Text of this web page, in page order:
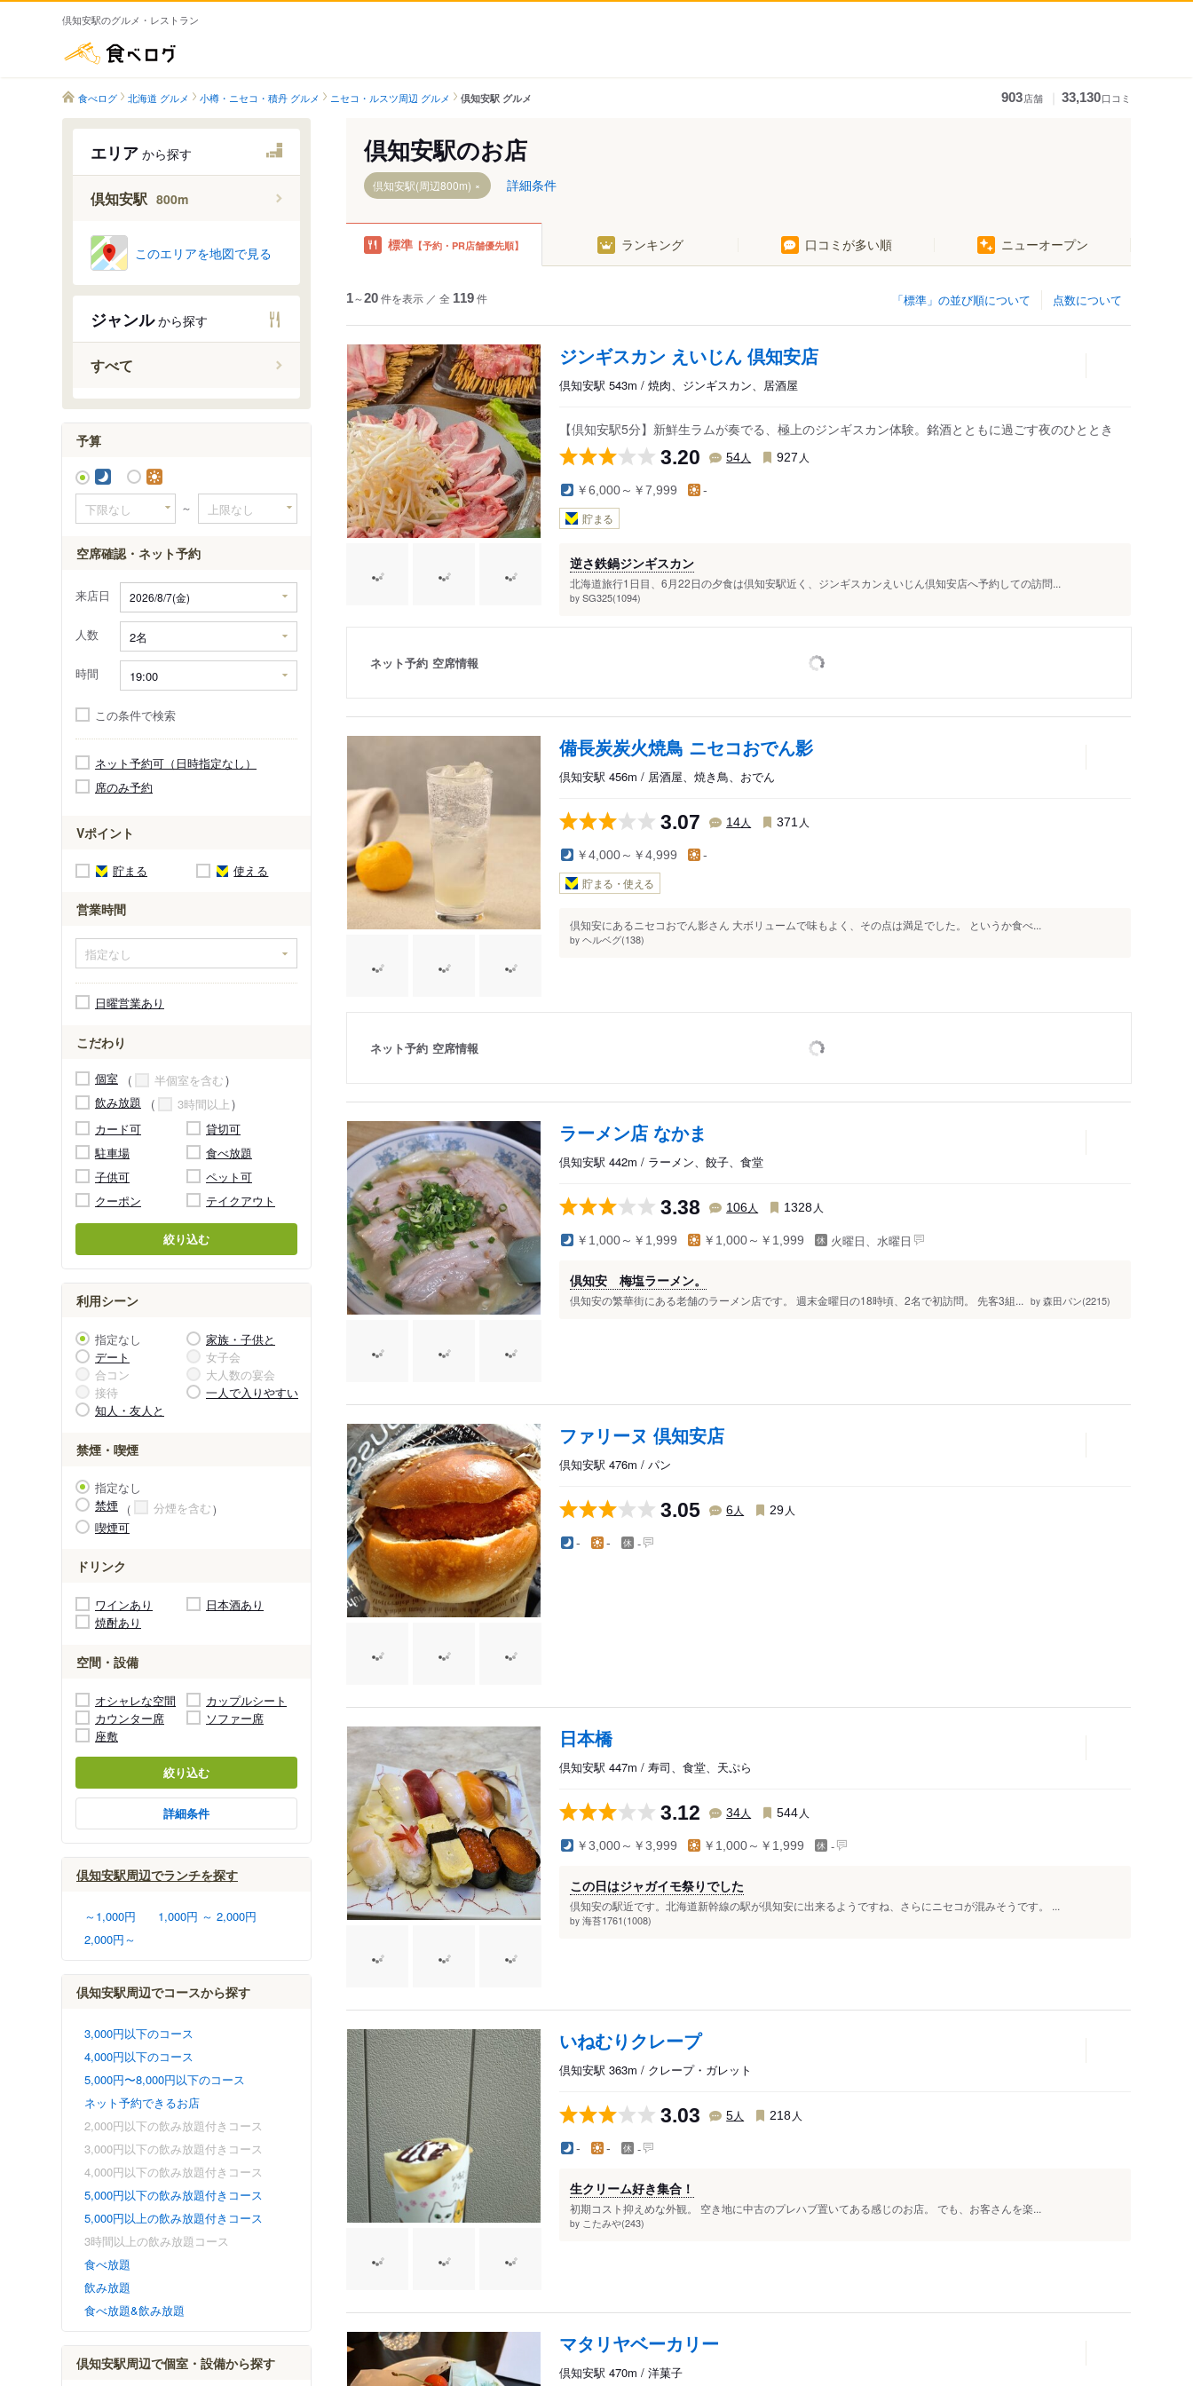
倶知安駅のグルメ・レストラン
食べログ 北海道 グルメ 小樽・ニセコ・積丹 グルメ ニセコ・ルスツ周辺 グルメ 倶知安駅 グルメ 903店舗 33,130口コミ
エリア から探す
倶知安駅 800m
パーク ハイアット ニセコ HANAZONO
このエリアを地図で見る
ジャンルから探す
すべて
予算
～
空席確認・ネット予約
来店日
人数
時間
この条件で検索
ネット予約可（日時指定なし）
席のみ予約
Vポイント
貯まる 使える
営業時間
日曜営業あり
こだわり
個室
半個室を含む
飲み放題
3時間以上
カード可
貸切可
駐車場
食べ放題
子供可
ペット可
クーポン
テイクアウト
絞り込む
利用シーン
指定なし
家族・子供と
デート
女子会
合コン
大人数の宴会
接待
一人で入りやすい
知人・友人と
禁煙・喫煙
指定なし
禁煙
分煙を含む
喫煙可
ドリンク
ワインあり
日本酒あり
焼酎あり
空間・設備
オシャレな空間
カップルシート
カウンター席
ソファー席
座敷
絞り込む
詳細条件
倶知安駅周辺でランチを探す
～1,000円
1,000円 ～ 2,000円
2,000円～
倶知安駅周辺でコースから探す
3,000円以下のコース
4,000円以下のコース
5,000円〜8,000円以下のコース
ネット予約できるお店
2,000円以下の飲み放題付きコース
3,000円以下の飲み放題付きコース
4,000円以下の飲み放題付きコース
5,000円以下の飲み放題付きコース
5,000円以上の飲み放題付きコース
3時間以上の飲み放題コース
食べ放題
飲み放題
食べ放題&飲み放題
倶知安駅周辺で個室・設備から探す
倶知安駅のお店
倶知安駅(周辺800m) 詳細条件
標準 【予約・PR店舗優先順】 ランキング 口コミが多い順 ニューオープン
点数について
「標準」の並び順について
1～20件を表示 ／ 全 119件
ジンギスカン えいじん 倶知安店
倶知安駅 543m / 焼肉、ジンギスカン、居酒屋
【倶知安駅5分】新鮮生ラムが奏でる、極上のジンギスカン体験。銘酒とともに過ごす夜のひととき
3.20 54人 927 人
￥6,000～￥7,999 -
貯まる
逆さ鉄鍋ジンギスカン
北海道旅行1日目、6月22日の夕食は倶知安駅近く、ジンギスカンえいじん倶知安店へ予約しての訪問...
by SG325(1094)
ネット予約 空席情報
備長炭炭火焼鳥 ニセコおでん影
倶知安駅 456m / 居酒屋、焼き鳥、おでん
3.07 14人 371 人
￥4,000～￥4,999 -
貯まる・使える
倶知安にあるニセコおでん影さん 大ボリュームで味もよく、その点は満足でした。 というか食べ...
by ヘルベグ(138)
ネット予約 空席情報
ラーメン店 なかま
倶知安駅 442m / ラーメン、餃子、食堂
3.38 106人 1328 人
￥1,000～￥1,999 ￥1,000～￥1,999 火曜日、水曜日
倶知安 梅塩ラーメン。
倶知安の繁華街にある老舗のラーメン店です。 週末金曜日の18時頃、2名で初訪問。 先客3組... by 森田パン(2215)
ファリーヌ 倶知安店
倶知安駅 476m / パン
3.05 6人 29 人
- - -
日本橋
倶知安駅 447m / 寿司、食堂、天ぷら
3.12 34人 544 人
￥3,000～￥3,999 ￥1,000～￥1,999 -
この日はジャガイモ祭りでした
倶知安の駅近です。北海道新幹線の駅が倶知安に出来るようですね、さらにニセコが混みそうです。 ...
by 海苔1761(1008)
いねむりクレープ
倶知安駅 363m / クレープ・ガレット
3.03 5人 218 人
- - -
生クリーム好き集合！
初期コスト抑えめな外観。 空き地に中古のプレハブ置いてある感じのお店。 でも、お客さんを楽...
by こたみや(243)
マタリヤベーカリー
倶知安駅 470m / 洋菓子